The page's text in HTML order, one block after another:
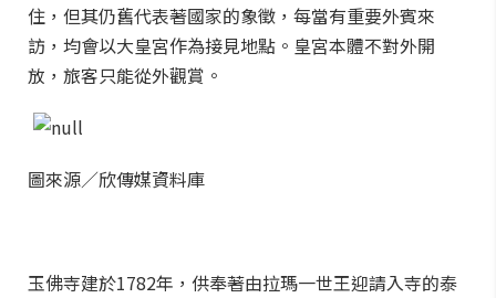
住，但其仍舊代表著國家的象徵，每當有重要外賓來
訪，均會以大皇宮作為接見地點。皇宮本體不對外開
放，旅客只能從外觀賞。
圖來源／欣傳媒資料庫
玉佛寺建於1782年，供奉著由拉瑪一世王迎請入寺的泰